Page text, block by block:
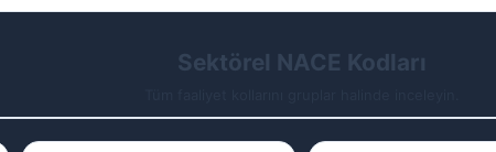
Sektörel NACE Kodları